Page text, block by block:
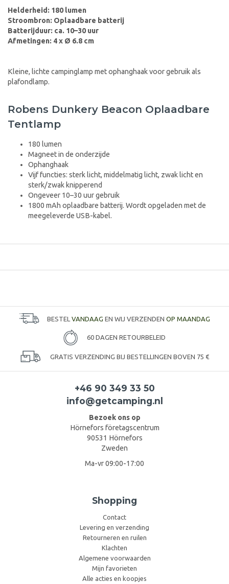
Helderheid: 180 lumen
Stroombron: Oplaadbare batterij
Batterijduur: ca. 10–30 uur
Afmetingen: 4 x Ø 6.8 cm
Kleine, lichte campinglamp met ophanghaak voor gebruik als
plafondlamp.
Robens Dunkery Beacon Oplaadbare
Tentlamp
180 lumen
Magneet in de onderzijde
Ophanghaak
Vijf functies: sterk licht, middelmatig licht, zwak licht en
sterk/zwak knipperend
Ongeveer 10–30 uur gebruik
1800 mAh oplaadbare batterij. Wordt opgeladen met de
meegeleverde USB-kabel.
BESTEL VANDAAG EN WIJ VERZENDEN OP MAANDAG
60 DAGEN RETOURBELEID
GRATIS VERZENDING BIJ BESTELLINGEN BOVEN 75 €
+46 90 349 33 50
info@getcamping.nl
Bezoek ons op
Hörnefors företagscentrum
90531 Hörnefors
Zweden
Ma-vr 09:00-17:00
Shopping
Contact
Levering en verzending
Retourneren en ruilen
Klachten
Algemene voorwaarden
Mijn favorieten
Alle acties en koopjes